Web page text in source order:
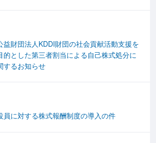
益財団法人KDDI財団の社会貢献活動支援を
的とした第三者割当による自己株式処分に
するお知らせ
員に対する株式報酬制度の導入の件